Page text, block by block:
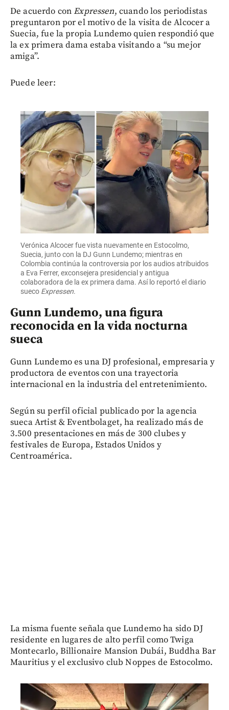
De acuerdo conExpressen, cuando los periodistas
preguntaron por el motivo de la visita de Alcocer a
Suecia, fue la propia Lundemo quien respondió que
la ex primera dama estaba visitando a “su mejor
amiga”.
Puede leer:
Verónica Alcocer fue vista nuevamente en Estocolmo,
Suecia, junto con la DJ Gunn Lundemo; mientras en
Colombia continúa la controversia por los audios atribuidos
a Eva Ferrer, exconsejera presidencial y antigua
colaboradora de la ex primera dama. Así lo reportó el diario
sueco Expressen.
Gunn Lundemo, una figura
reconocida en la vida nocturna
sueca
Gunn Lundemo es una DJ profesional, empresaria y
productora de eventos con una trayectoria
internacional en la industria del entretenimiento.
Según su perfil oficial publicado por la agencia
sueca Artist & Eventbolaget, ha realizado más de
3.500 presentaciones en más de 300 clubes y
festivales de Europa, Estados Unidos y
Centroamérica.
La misma fuente señala que Lundemo ha sido DJ
residente en lugares de alto perfil como Twiga
Montecarlo, Billionaire Mansion Dubái, Buddha Bar
Mauritius y el exclusivo club Noppes de Estocolmo.